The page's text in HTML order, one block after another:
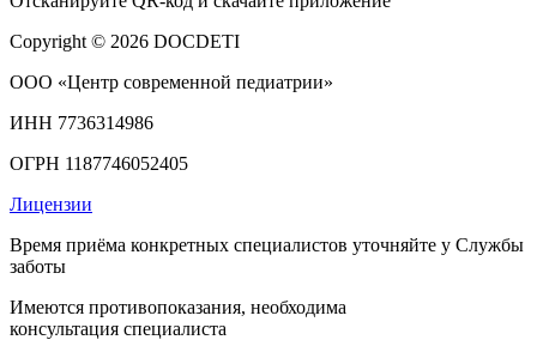
Copyright © 2026 DOCDETI
ООО «Центр современной педиатрии»
ИНН 7736314986
ОГРН 1187746052405
Лицензии
Время приёма конкретных специалистов уточняйте у Службы
заботы
Имеются противопоказания, необходима
консультация специалиста